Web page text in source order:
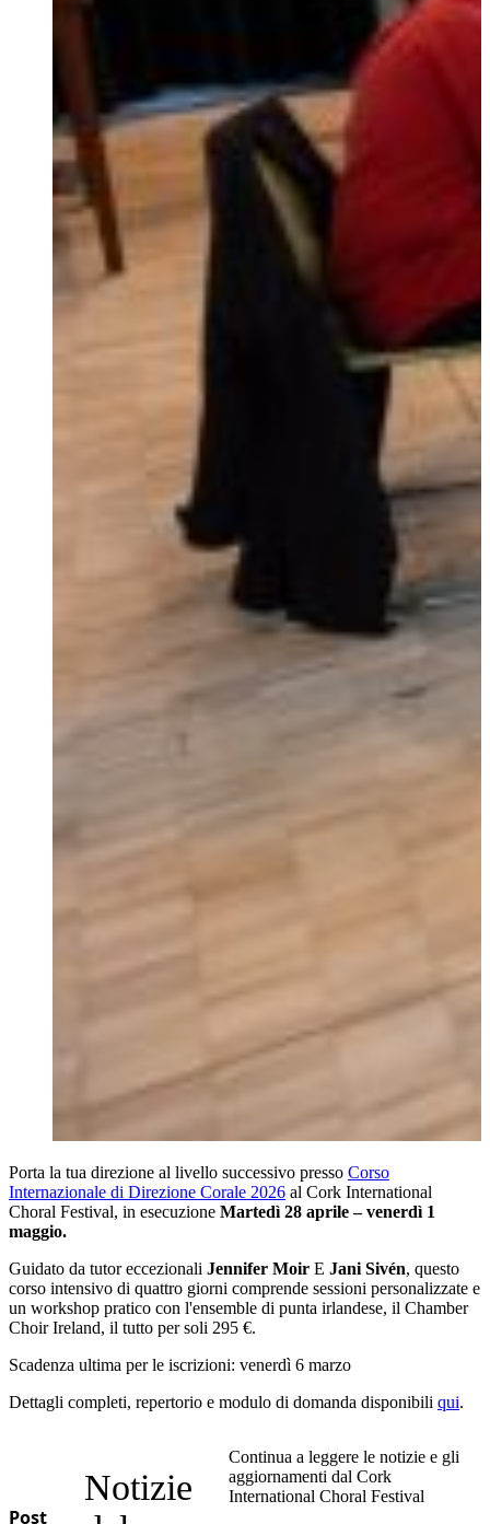
Porta la tua direzione al livello successivo presso Corso
Internazionale di Direzione Corale 2026 al Cork International
Choral Festival, in esecuzione Martedì 28 aprile – venerdì 1
maggio.
Guidato da tutor eccezionali Jennifer Moir E Jani Sivén, questo
corso intensivo di quattro giorni comprende sessioni personalizzate e
un workshop pratico con l'ensemble di punta irlandese, il Chamber
Choir Ireland, il tutto per soli 295 €.
Scadenza ultima per le iscrizioni: venerdì 6 marzo
Dettagli completi, repertorio e modulo di domanda disponibili qui.
Post
Notizie
Continua a leggere le notizie e gli
aggiornamenti dal Cork
International Choral Festival